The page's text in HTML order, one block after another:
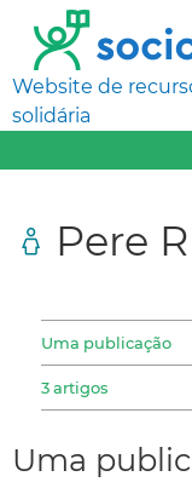
Website de
solidária
Pere
Uma publicação
3 artigos
Uma